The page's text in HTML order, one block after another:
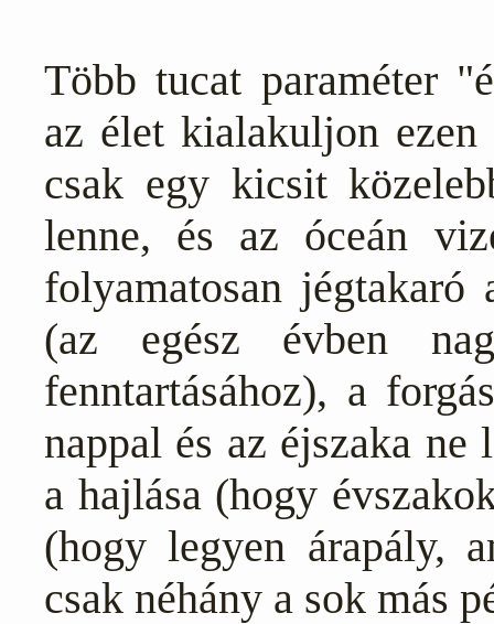
Több tucat paraméter
az élet kialakuljon
csak egy kicsit
lenne, és az óceán
folyamatosan
(az egész évben
fenntartásához), a
nappal és az éjszaka
a hajlása (hogy
(hogy legyen árapály,
csak néhány a sok más